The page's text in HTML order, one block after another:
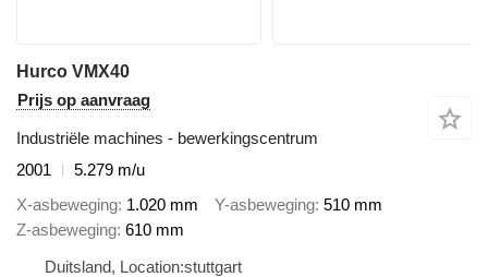
Hurco VMX40
Prijs op aanvraag
Industriële machines - bewerkingscentrum
2001
5.279 m/u
X-asbeweging 1.020 mm Y-asbeweging 510 mm
Z-asbeweging 610 mm
Duitsland, Location:stuttgart